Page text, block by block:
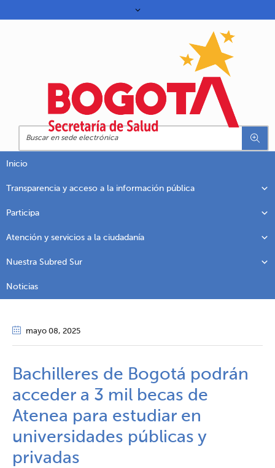
Inicio
Transparencia y acceso a la información pública
Participa
Atención y servicios a la ciudadanía
Nuestra Subred Sur
Noticias
mayo 08, 2025
Bachilleres de Bogotá podrán
acceder a 3 mil becas de
Atenea para estudiar en
universidades públicas y
privadas